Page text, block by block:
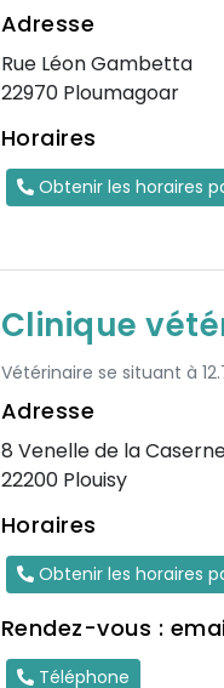
Adresse
Rue Léon Gambetta
22970 Ploumagoar
Horaires
Obtenir les horaires
Clinique
Vétérinaire se situant à
Adresse
8 Venelle de la
22200 Plouisy
Horaires
Obtenir les horaires
Rendez-vous :
Téléphone